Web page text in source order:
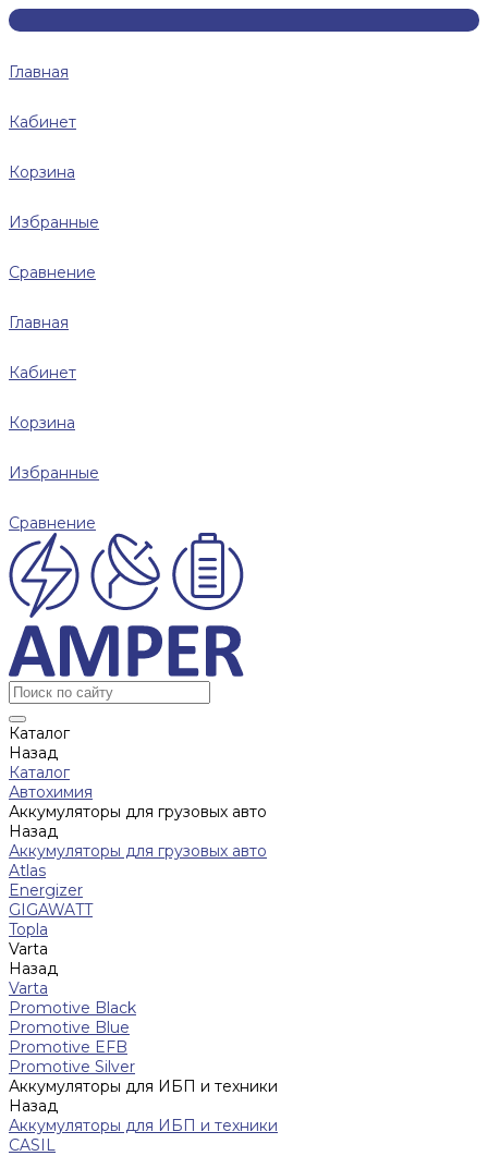
Главная
Кабинет
Корзина
Избранные
Сравнение
Главная
Кабинет
Корзина
Избранные
Сравнение
Каталог
Назад
Каталог
Автохимия
Аккумуляторы для грузовых авто
Назад
Аккумуляторы для грузовых авто
Atlas
Energizer
GIGAWATT
Topla
Varta
Назад
Varta
Promotive Black
Promotive Blue
Promotive EFB
Promotive Silver
Аккумуляторы для ИБП и техники
Назад
Аккумуляторы для ИБП и техники
CASIL